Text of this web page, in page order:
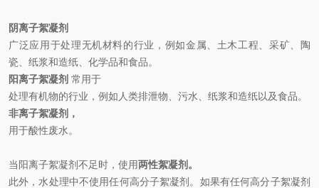
阴离子絮凝剂
广泛应用于处理无机材料的行业，例如金属、土木工程、采矿、陶
瓷、纸浆和造纸、化学品和食品。
阳离子絮凝剂 常用于
处理有机物的行业，例如人类排泄物、污水、纸浆和造纸以及食品。
非离子絮凝剂，
用于酸性废水。
当阳离子絮凝剂不足时，使用两性絮凝剂。
此外，水处理中不使用任何高分子絮凝剂。如果有任何高分子絮凝剂